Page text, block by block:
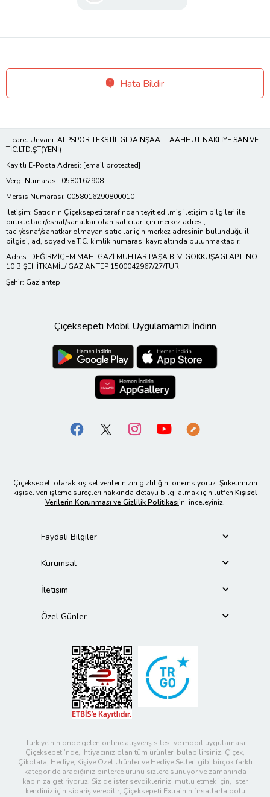
Hata Bildir
Ticaret Ünvanı: ALPSPOR TEKSTİL GIDAİNŞAAT TAAHHÜT NAKLİYE SAN.VE
TİC.LTD.ŞT(YENİ)
Kayıtlı E-Posta Adresi: [email protected]
Vergi Numarası: 0580162908
Mersis Numarası: 0058016290800010
İletişim: Satıcının Çiçeksepeti tarafından teyit edilmiş iletişim bilgileri ile
birlikte tacir/esnaf/sanatkar olan satıcılar için merkez adresi;
tacir/esnaf/sanatkar olmayan satıcılar için merkez adresinin bulunduğu il
bilgisi, ad, soyad ve T.C. kimlik numarası kayıt altında bulunmaktadır.
Adres: DEĞİRMİÇEM MAH. GAZİ MUHTAR PAŞA BLV. GÖKKUŞAGI APT. NO:
10 B ŞEHİTKAMİL/ GAZİANTEP 1500042967/27/TUR
Şehir: Gaziantep
Çiçeksepeti Mobil Uygulamamızı İndirin
Çiçeksepeti olarak kişisel verilerinizin gizliliğini önemsiyoruz. Şirketimizin
kişisel veri işleme süreçleri hakkında detaylı bilgi almak için lütfen Kişisel
Verilerin Korunması ve Gizlilik Politikası’nı inceleyiniz.
Faydalı Bilgiler
Kurumsal
İletişim
Özel Günler
Türkiye’nin önde gelen online alışveriş sitesi ve mobil uygulaması
Çiçeksepeti’nde, ihtiyacınız olan tüm ürünleri bulabilirsiniz. Çiçek,
Çikolata, Hediye, Kişiye Özel Ürünler ve Hediye Setleri gibi birçok farklı
kategoride aradığınız binlerce ürünü sizlere sunuyor ve zamanında
kapınıza getiriyoruz! Siz de ister sevdiklerinizi mutlu etmek için, ister
kendiniz için sipariş verebilir; Çiçeksepeti Extra’nın fırsatlarla dolu